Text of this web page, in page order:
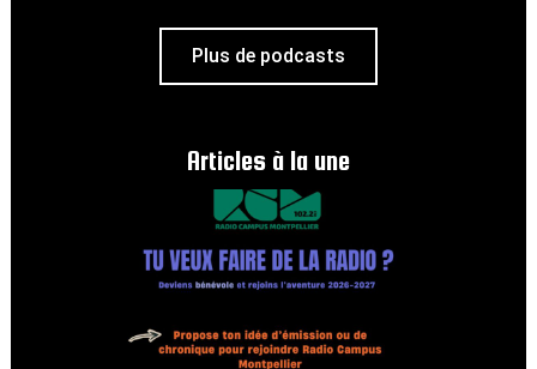
Plus de podcasts
Articles à la une